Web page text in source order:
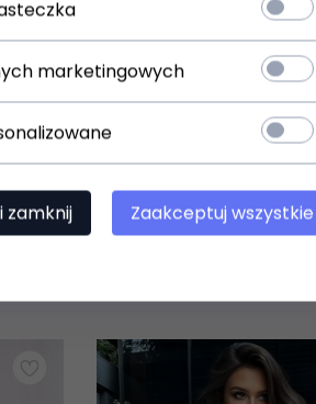
bezpieczeństwa i produktów
wybrali
marketingowych
zamknij Zaakceptuj wszystkie